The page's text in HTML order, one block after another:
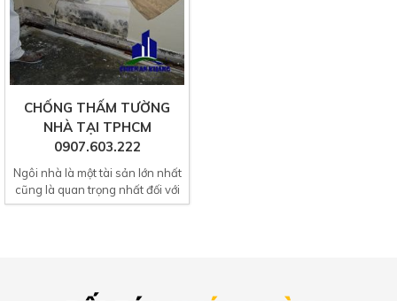
CHỐNG THẤM TƯỜNG
NHÀ TẠI TPHCM
0907.603.222
Ngôi nhà là một tài sản lớn nhất
cũng là quan trọng nhất đối với
mỗi con người...